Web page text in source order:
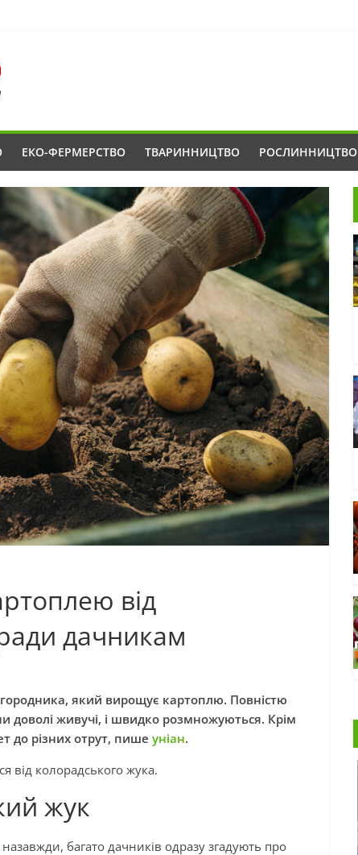
ЕКО-ФЕРМЕРСТВО ТВАРИННИЦТВО РОСЛИННИЦТВО
від
дачникам
який вирощує картоплю. Повністю
доволі живучі, і швидко розмножуються. Крім
до різних отрут, пише уніан.
від колорадського жука.
жук
багато дачників одразу згадують про